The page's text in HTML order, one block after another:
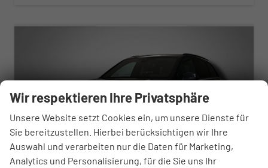
Wir respektieren Ihre Privatsphäre
Unsere Website setzt Cookies ein, um unsere Dienste für
Sie bereitzustellen. Hierbei berücksichtigen wir Ihre
Auswahl und verarbeiten nur die Daten für Marketing,
Analytics und Personalisierung, für die Sie uns Ihr